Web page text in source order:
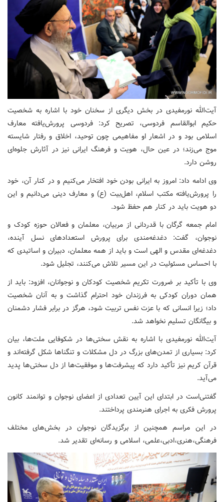
آیت‌الله نورمفیدی در بخش دیگری از سخنان خود با اشاره به شخصیت
حکیم ابوالقاسم فردوسی، تصریح کرد: فردوسی پرورش‌یافته معارف
اسلامی بود و در اشعار او مفاهیمی چون توحید، اخلاق و رفتار شایسته
موج می‌زند؛ در عین حال، هویت و فرهنگ ایرانی نیز در آثارش جلوه‌ای
روشن دارد.
وی ادامه داد: امروز به ایرانی بودن خود افتخار می‌کنیم و در کنار آن، خود
را پرورش‌یافته مکتب اسلام، اهل‌بیت (ع) و معارف دینی می‌دانیم و این
دو هویت باید در کنار هم حفظ شود.
امام جمعه گرگان با قدردانی از مربیان، معلمان و فعالان حوزه کودک و
نوجوان، گفت: دغدغه‌مندی برای پرورش استعدادهای نسل آینده،
دغدغه‌ای مقدس و الهی است و باید از همه معلمان، دبیران و اساتیدی که
با احساس مسئولیت در این مسیر تلاش می‌کنند، تجلیل شود.
وی با تأکید بر ضرورت تکریم شخصیت کودکان و نوجوانان، افزود: باید از
همان دوران کودکی به فرزندان خود احترام گذاشت و به آنان شخصیت
داد؛ زیرا انسانی که با عزت نفس تربیت شود، هرگز در برابر فشار دشمنان
و بیگانگان تسلیم نخواهد شد.
آیت‌الله نورمفیدی با اشاره به نقش سختی‌ها در شکوفایی ملت‌ها، بیان
کرد: بسیاری از تمدن‌های بزرگ در دل مشکلات و تنگناها شکل گرفته‌اند و
قرآن کریم نیز تأکید دارد که پیشرفت‌ها و موفقیت‌ها از دل سختی‌ها پدید
می‌آید.
گفتنی‌است در ابتدای این آیین تعدادی از اعضای نوجوان و توانمند کانون
پرورش فکری به اجرای هنرمندی پرداختند.
در این مراسم همچنین از برگزیدگان نوجوان در بخش‌های مختلف
فرهنگی،هنری،ادبی،علمی، اسلامی و رسانه‌ای تقدیر شد.